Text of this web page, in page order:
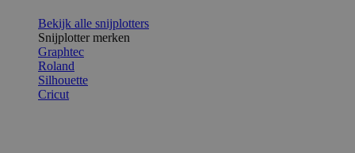
Bekijk alle snijplotters
Snijplotter merken
Graphtec
Roland
Silhouette
Cricut